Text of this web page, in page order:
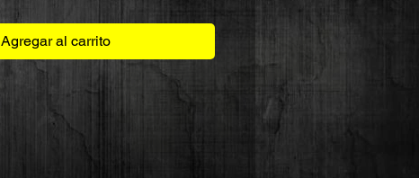
Agregar al carrito